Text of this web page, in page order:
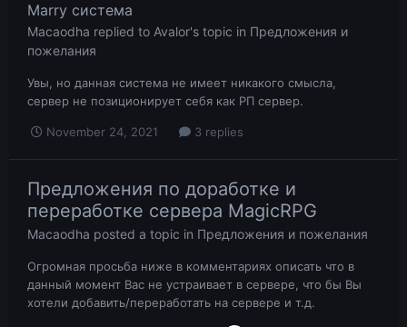
Marry система
Macaodha replied to Avalor's topic in Предложения и
пожелания
Увы, но данная система не имеет никакого смысла,
сервер не позиционирует себя как РП сервер.
November 24, 2021 3 replies
Предложения по доработке и
переработке сервера MagicRPG
Macaodha posted a topic in Предложения и пожелания
Огромная просьба ниже в комментариях описать что в
данный момент Вас не устраивает в сервере, что бы Вы
хотели добавить/переработать на сервере и т.д.